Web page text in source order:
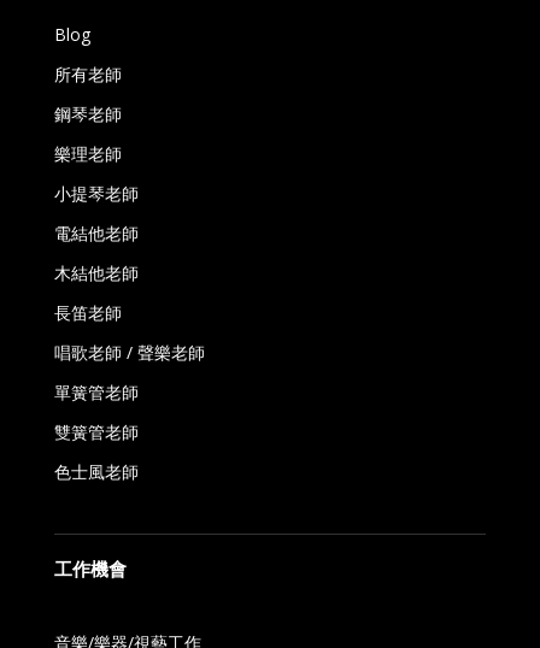
Blog
所有老師
鋼琴老師
樂理老師
小提琴老師
電結他老師
木結他老師
長笛老師
唱歌老師 / 聲樂老師
單簧管老師
雙簧管老師
色士風老師
工作機會
音樂/樂器/視藝工作